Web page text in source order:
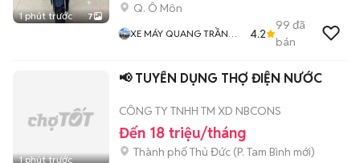
1 phút trước 7
Q. Ô Môn
XE MÁY QUANG TRẦN
4.2
99 đã
bán
1 phút trước
📢 TUYỂN DỤNG THỢ ĐIỆN NƯỚC
CÔNG TY TNHH TM XD NBCONS
Đến 18 triệu/tháng
Thành phố Thủ Đức (P. Tam Bình mới)